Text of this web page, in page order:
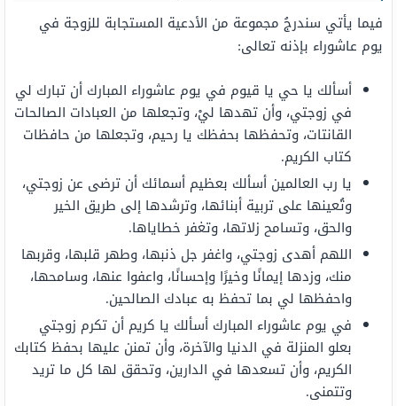
فيما يأتي سندرجُ مجموعة من الأدعية المستجابة للزوجة في
يوم عاشوراء بإذنه تعالى:
أسألك يا حي يا قيوم في يوم عاشوراء المبارك أن تبارك لي
في زوجتي، وأن تهدها ليْ، وتجعلها من العبادات الصالحات
القانتات، وتحفظها بحفظك يا رحيم، وتجعلها من حافظات
كتاب الكريم.
يا رب العالمين أسألك بعظيم أسمائك أن ترضى عن زوجتي،
وتُعينها على تربية أبنائها، وترشدها إلى طريق الخير
والحق، وتسامح زلاتها، وتغفر خطاياها.
اللهم أهدى زوجتي، واغفر جل ذنبها، وطهر قلبها، وقربها
منك، وزدها إيمانًا وخيرًا وإحسانًا، واعفوا عنها، وسامحها،
واحفظها لي بما تحفظ به عبادك الصالحين.
في يوم عاشوراء المبارك أسألك يا كريم أن تكرم زوجتي
بعلو المنزلة في الدنيا والآخرة، وأن تمنن عليها بحفظ كتابك
الكريم، وأن تسعدها في الدارين، وتحقق لها كل ما تريد
وتتمنى.